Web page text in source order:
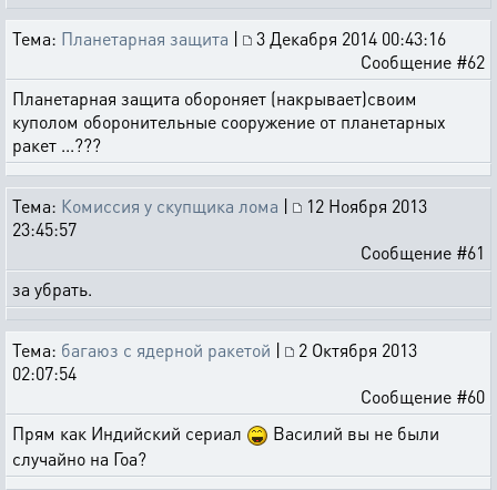
Тема: Планетарная защита |
3 Декабря 2014 00:43:16
Сообщение #62
Планетарная защита обороняет (накрывает)своим
куполом оборонительные сооружение от планетарных
ракет ...???
Тема: Комиссия у скупщика лома |
12 Ноября 2013
23:45:57
Сообщение #61
за убрать.
Тема: багаюз с ядерной ракетой |
2 Октября 2013
02:07:54
Сообщение #60
Прям как Индийский сериал
Василий вы не были
случайно на Гоа?